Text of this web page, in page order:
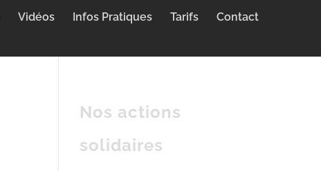
Vidéos Infos Pratiques Tarifs
Contact
Nos actions
solidaires